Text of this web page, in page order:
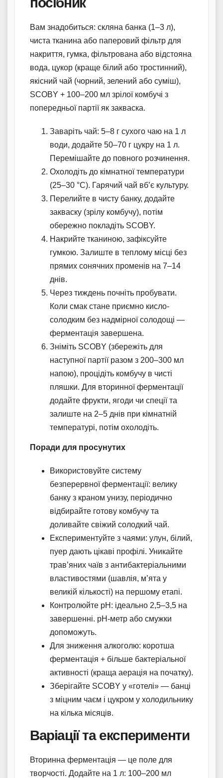
Вам знадобиться: скляна банка (1–3 л),
чиста тканина або паперовий фільтр для
накриття, гумка, фільтрована або відстояна
вода, цукор (краще білий або тростинний),
якісний чай (чорний, зелений або суміш),
SCOBY + 100–200 мл зрілої комбучі з
попередньої партії як закваска.
Заваріть чай: 5–8 г сухого чаю на 1 л
води, додайте 50–70 г цукру на 1 л.
Перемішайте до повного розчинення.
Охолодіть до кімнатної температури
(25–30 °C). Гарячий чай вб’є культуру.
Перелийте в чисту банку, додайте
закваску (зрілу комбучу), потім
обережно покладіть SCOBY.
Накрийте тканиною, зафіксуйте
гумкою. Залиште в теплому місці без
прямих сонячних променів на 7–14
днів.
Через тиждень почніть пробувати.
Коли смак стане приємно кисло-
солодким без надмірної солодощі —
ферментація завершена.
Зніміть SCOBY (збережіть для
наступної партії разом з 200–300 мл
напою), процідіть комбучу в чисті
пляшки. Для вторинної ферментації
додайте фрукти, ягоди чи спеції та
залиште на 2–5 днів при кімнатній
температурі, потім охолодіть.
Поради для просунутих
Використовуйте систему
безперервної ферментації: велику
банку з краном унизу, періодично
відбирайте готову комбучу та
доливайте свіжий солодкий чай.
Експериментуйте з чаями: улун, білий,
пуер дають цікаві профілі. Уникайте
трав’яних чаїв з антибактеріальними
властивостями (шавлія, м’ята у
великій кількості) на першому етапі.
Контролюйте pH: ідеально 2,5–3,5 на
завершенні. pH-метр або смужки
допоможуть.
Для зниження алкоголю: коротша
ферментація + більше бактеріальної
активності (краща аерація на початку).
Зберігайте SCOBY у «готелі» — банці
з міцним чаєм і цукром у холодильнику
на кілька місяців.
Варіації та експерименти
Вторинна ферментація — це поле для
творчості. Додайте на 1 л: 100–200 мл